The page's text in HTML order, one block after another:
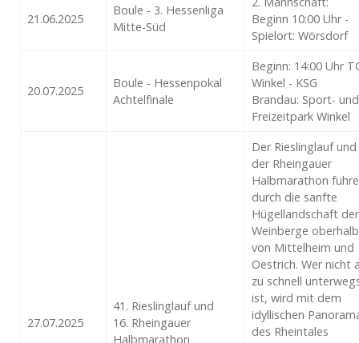
21.06.2025
Boule - 3. Hessenliga
Mitte-Süd
Beginn 10:00 Uhr -
Spielort: Wörsdorf
20.07.2025
Boule - Hessenpokal
Achtelfinale
Beginn: 14:00 Uhr
Winkel - KSG
Brandau: Sport- und
Freizeitpark Winkel
27.07.2025
41. Rieslinglauf und
16. Rheingauer
Halbmarathon
Der Rieslinglauf und
der Rheingauer
Halbmarathon
durch die sanfte
Hügellandschaft der
Weinberge oberhalb
von Mittelheim und
Oestrich. Wer nicht
zu schnell
ist, wird mit dem
idyllischen
des Rheintales